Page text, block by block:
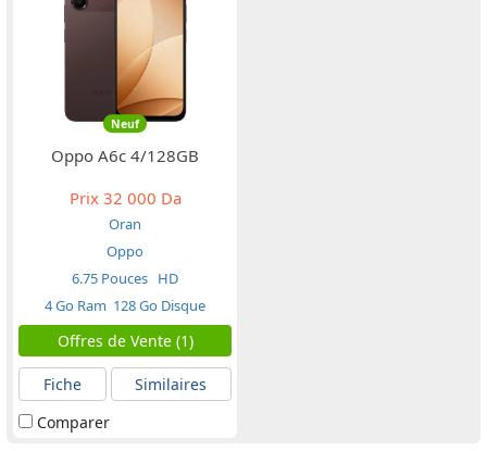
Neuf
Oppo A6c 4/128GB
Prix32 000 Da
Oran
Oppo
6.75 Pouces HD
4 Go Ram 128 Go Disque
Offres de Vente (1)
Fiche
Similaires
Comparer